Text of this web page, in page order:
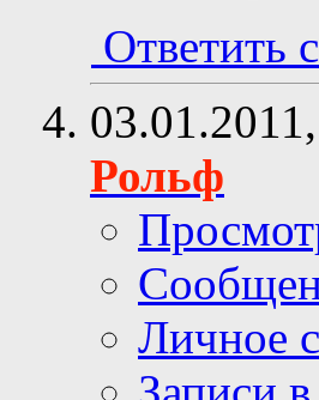
Ответить
03.01.2011,
Рольф
Личное